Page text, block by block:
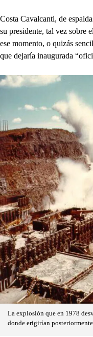
Costa Cavalcanti, de
su presidente, tal vez sobre
ese momento, o quizás
que dejaría inaugurada
La explosión que en 1978
donde erigirían